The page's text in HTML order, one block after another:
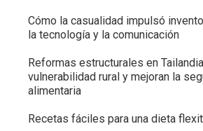
Cómo la casualidad impulsó
la tecnología y la comunicación
Reformas estructurales en
vulnerabilidad rural y mejoran la
alimentaria
Recetas fáciles para una dieta